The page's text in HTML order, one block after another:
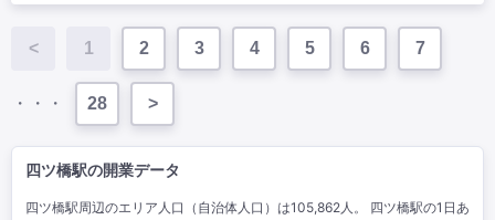
< 1 2 3 4 5 6 7
・・・ 28 >
四ツ橋駅の開業データ
四ツ橋駅周辺のエリア人口（自治体人口）は105,862人。 四ツ橋駅の1日あ